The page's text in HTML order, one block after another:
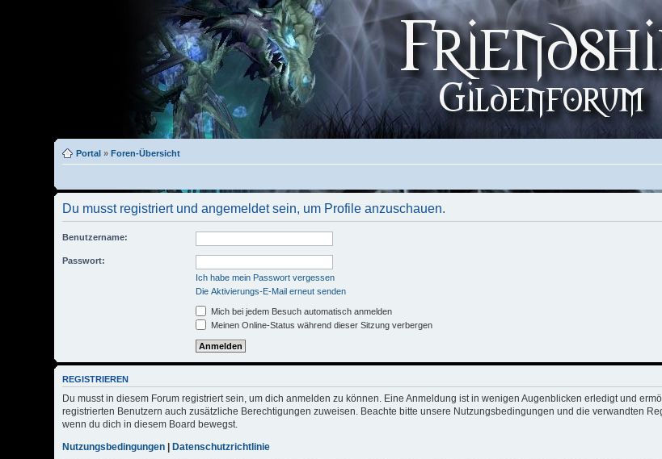
Portal » Foren-Übersicht
Du musst registriert und angemeldet sein, um Profile anzuschauen.
Benutzername:
Passwort:
Ich habe mein Passwort vergessen
Die Aktivierungs-E-Mail erneut senden
Mich bei jedem Besuch automatisch anmelden
Meinen Online-Status während dieser Sitzung verbergen
REGISTRIEREN
Du musst in diesem Forum registriert sein, um dich anmelden zu können. Eine Anmeldung ist in wenigen Augenblicken erledigt und
registrierten Benutzern auch zusätzliche Berechtigungen zuweisen. Beachte bitte unsere Nutzungsbedingungen und die verwandten
wenn du dich in diesem Board bewegst.
Nutzungsbedingungen | Datenschutzrichtlinie